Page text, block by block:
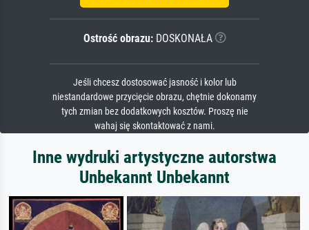
Ostrość obrazu:DOSKONAŁA
Jeśli chcesz dostosować jasność i kolor lub
niestandardowe przycięcie obrazu, chętnie dokonamy
tych zmian bez dodatkowych kosztów. Proszę nie
wahaj się skontaktować z nami.
Inne wydruki artystyczne autorstwa
Unbekannt Unbekannt